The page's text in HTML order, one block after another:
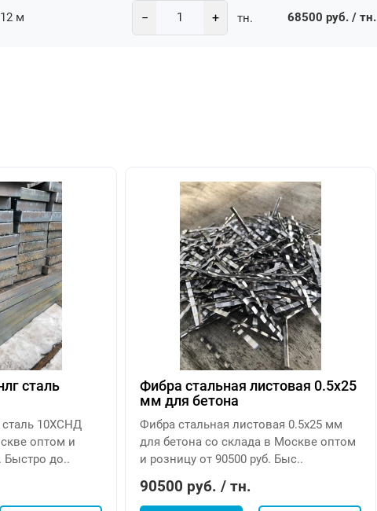
м − + тн. 68500 руб. / тн.
сталь
сталь 10ХСНД
оптом и
Быстро до..
Фибра стальная листовая 0.5х25
мм для бетона
Фибра стальная листовая 0.5х25 мм
для бетона со склада в Москве оптом
и розницу от 90500 руб. Быс..
90500 руб. / тн.